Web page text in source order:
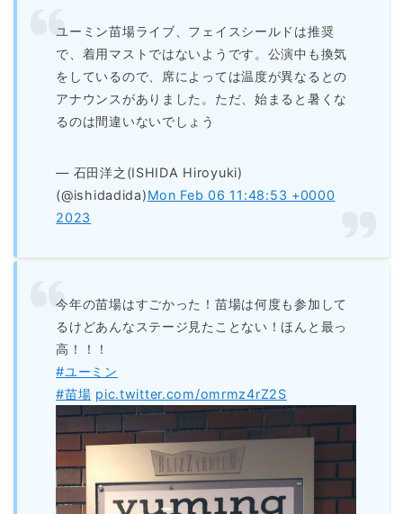
ユーミン苗場ライブ、フェイスシールドは推奨
で、着用マストではないようです。公演中も換気
をしているので、席によっては温度が異なるとの
アナウンスがありました。ただ、始まると暑くな
るのは間違いないでしょう
— 石田洋之(ISHIDA Hiroyuki)
(@ishidadida)Mon Feb 06 11:48:53 +0000
2023
今年の苗場はすごかった！苗場は何度も参加して
るけどあんなステージ見たことない！ほんと最っ
高！！！
#ユーミン
#苗場 pic.twitter.com/omrmz4rZ2S